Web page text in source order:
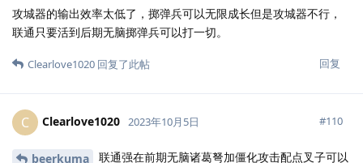
攻城器的输出效率太低了，掷弹兵可以无限成长但是攻城器不行，
联通只要活到后期无脑掷弹兵可以打一切。
回复
Clearlove1020 回复了此帖
C Clearlove1020 2023年10月5日 #110
beerkuma
联通强在前期无脑诸葛弩加僵化攻击配点叉子可以